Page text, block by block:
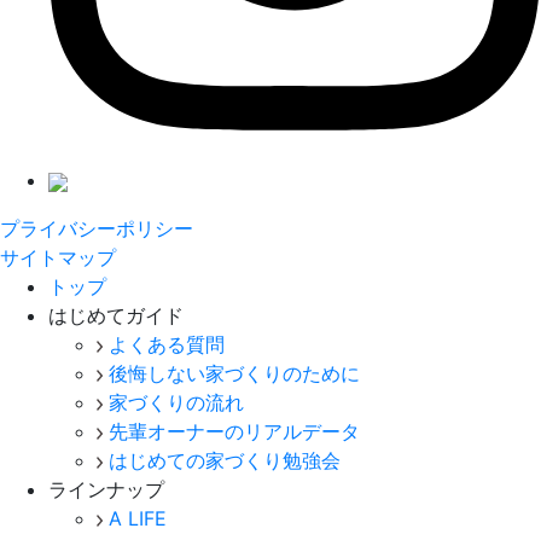
プライバシーポリシー
サイトマップ
トップ
はじめてガイド
よくある質問
後悔しない家づくりのために
家づくりの流れ
先輩オーナーのリアルデータ
はじめての家づくり勉強会
ラインナップ
A LIFE